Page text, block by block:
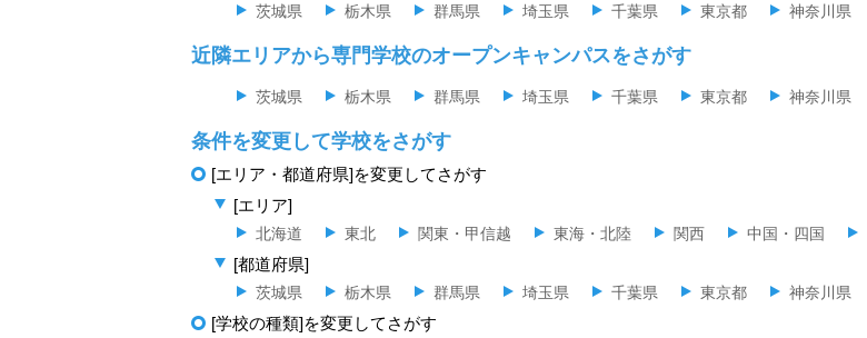
茨城県 栃木県 群馬県 埼玉県 千葉県 東京都 神奈川県
近隣エリアから専門学校のオープンキャンパスをさがす
茨城県 栃木県 群馬県 埼玉県 千葉県 東京都 神奈川県
条件を変更して学校をさがす
[エリア・都道府県]を変更してさがす
[エリア]
北海道 東北 関東・甲信越 東海・北陸 関西 中国・四国
[都道府県]
茨城県 栃木県 群馬県 埼玉県 千葉県 東京都 神奈川県
[学校の種類]を変更してさがす